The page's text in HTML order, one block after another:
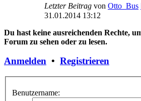
Letzter Beitrag von Otto_Bus
31.01.2014 13:12
Du hast keine ausreichenden Rechte,
Forum zu sehen oder zu lesen.
Anmelden • Registrieren
Benutzername: